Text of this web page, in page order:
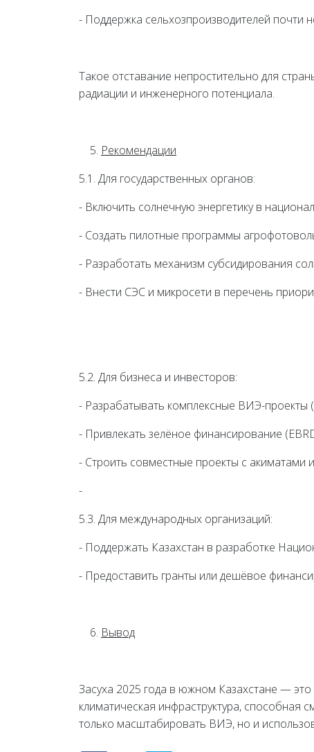
- Поддержка сельхозпроизводителей
Такое отставание непростительно для
радиации и инженерного потенциала.
Рекомендации
5.1. Для государственных органов:
- Включить солнечную энергетику в
- Создать пилотные программы
- Разработать механизм субсидирования
- Внести СЭС и микросети в перечень
5.2. Для бизнеса и инвесторов:
- Разрабатывать комплексные ВИЭ-проекты
- Привлекать зелёное финансирование
- Строить совместные проекты с акиматами
-
5.3. Для международных организаций:
- Поддержать Казахстан в разработке
- Предоставить гранты или дешёвое
Вывод
Засуха 2025 года в южном Казахстане —
климатическая инфраструктура, способная
только масштабировать ВИЭ, но и